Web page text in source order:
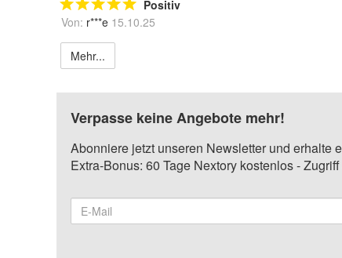
Positiv
Von: r***e 15.10.25
Mehr...
Verpasse keine Angebote mehr!
Abonniere jetzt unseren Newsletter und erhalte
Extra-Bonus: 60 Tage Nextory kostenlos -